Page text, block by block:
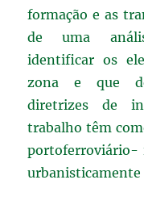
formação e as
de uma
identificar os
zona e que
diretrizes de
trabalho têm
portoferroviário-